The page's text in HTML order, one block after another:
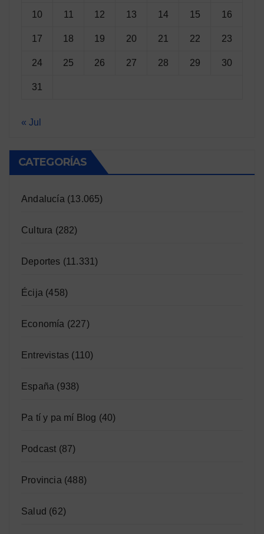
10 11 12 13 14 15 16
17 18 19 20 21 22 23
24 25 26 27 28 29 30
31
« Jul
CATEGORÍAS
Andalucía (13.065)
Cultura (282)
Deportes (11.331)
Écija (458)
Economía (227)
Entrevistas (110)
España (938)
Pa tí y pa mí Blog (40)
Podcast (87)
Provincia (488)
Salud (62)